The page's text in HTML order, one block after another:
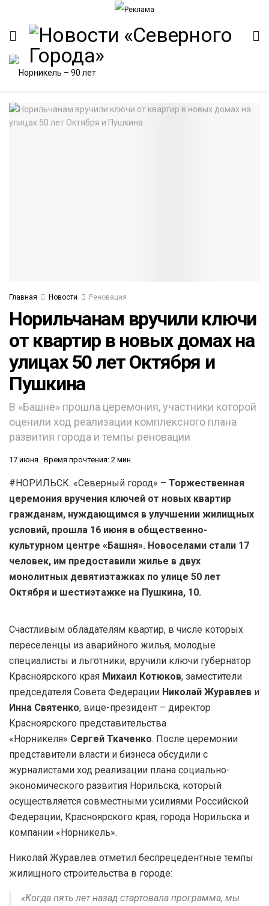
Главная Новости Реновация
Норильчанам вручили ключи
от квартир в новых домах на
улицах 50 лет Октября и
Пушкина
В «Башне» прошла церемония, участники которой
оценили ход реализации комплексного плана
развития города и темпы реновации
17 июня Время прочтения: 2 мин.
#НОРИЛЬСК. «Северный город» – Торжественная
церемония вручения ключей от новых квартир
гражданам, нуждающимся в улучшении жилищных
условий, прошла 16 июня в общественно-
культурном центре «Башня». Новоселами стали 17
человек, им предоставили жилье в двух
монолитных девятиэтажках по улице 50 лет
Октября и шестиэтажке на Пушкина, 10.
Счастливым обладателям квартир, в числе которых
переселенцы из аварийного жилья, молодые
специалисты и льготники, вручили ключи губернатор
Красноярского края Михаил Котюков, заместители
председателя Совета Федерации Николай Журавлев и
Инна Святенко, вице-президент – директор
Красноярского представительства
«Норникеля» Сергей Ткаченко. После церемонии
представители власти и бизнеса обсудили с
журналистами ход реализации плана социально-
экономического развития Норильска, который
осуществляется совместными усилиями Российской
Федерации, Красноярского края, города Норильска и
компании «Норникель».
Николай Журавлев отметил беспрецедентные темпы
жилищного строительства в городе:
«Когда пять лет назад стартовала программа, мы